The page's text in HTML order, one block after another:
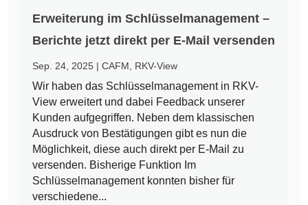
Erweiterung im Schlüsselmanagement –
Berichte jetzt direkt per E-Mail versenden
Sep. 24, 2025 |CAFM RKV-View
Wir haben das Schlüsselmanagement in RKV-
View erweitert und dabei Feedback unserer
Kunden aufgegriffen. Neben dem klassischen
Ausdruck von Bestätigungen gibt es nun die
Möglichkeit, diese auch direkt per E-Mail zu
versenden. Bisherige Funktion Im
Schlüsselmanagement konnten bisher für
verschiedene...